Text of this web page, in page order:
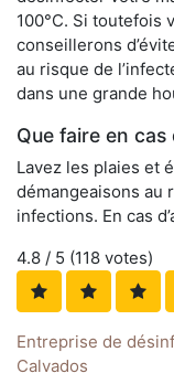
100°C. Si toutefois
conseillerons
au risque de
dans une grande
Que faire en
Lavez les plaies et
démangeaisons au
infections. En cas
4.8 / 5 (118 votes)
Entreprise de
Calvados